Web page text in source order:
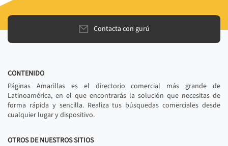
Contacta con gurú
CONTENIDO
Páginas Amarillas es el directorio comercial más grande de
Latinoamérica, en el que encontrarás la solución que necesitas de
forma rápida y sencilla. Realiza tus búsquedas comerciales desde
cualquier lugar y dispositivo.
OTROS DE NUESTROS SITIOS